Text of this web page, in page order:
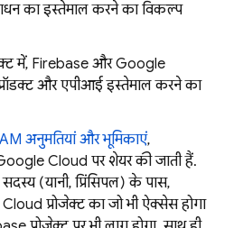
का इस्तेमाल करने का विकल्प
में, Firebase औरGoogle
और एपीआई इस्तेमाल करने का
अनुमतियां और भूमिकाएं,
Cloud पर शेयर की जाती हैं.
(यानी, प्रिंसिपल) के पास,
प्रोजेक्ट का जो भी ऐक्सेस होगा